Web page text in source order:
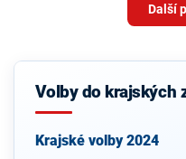
Další
Volby do krajských
Krajské volby 2024